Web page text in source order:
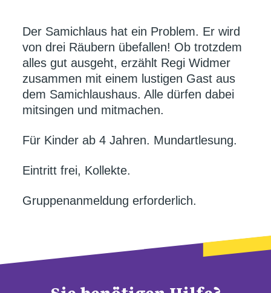
Der Samichlaus hat ein Problem. Er wird
von drei Räubern übefallen! Ob trotzdem
alles gut ausgeht, erzählt Regi Widmer
zusammen mit einem lustigen Gast aus
dem Samichlaushaus. Alle dürfen dabei
mitsingen und mitmachen.
Für Kinder ab 4 Jahren. Mundartlesung.
Eintritt frei, Kollekte.
Gruppenanmeldung erforderlich.